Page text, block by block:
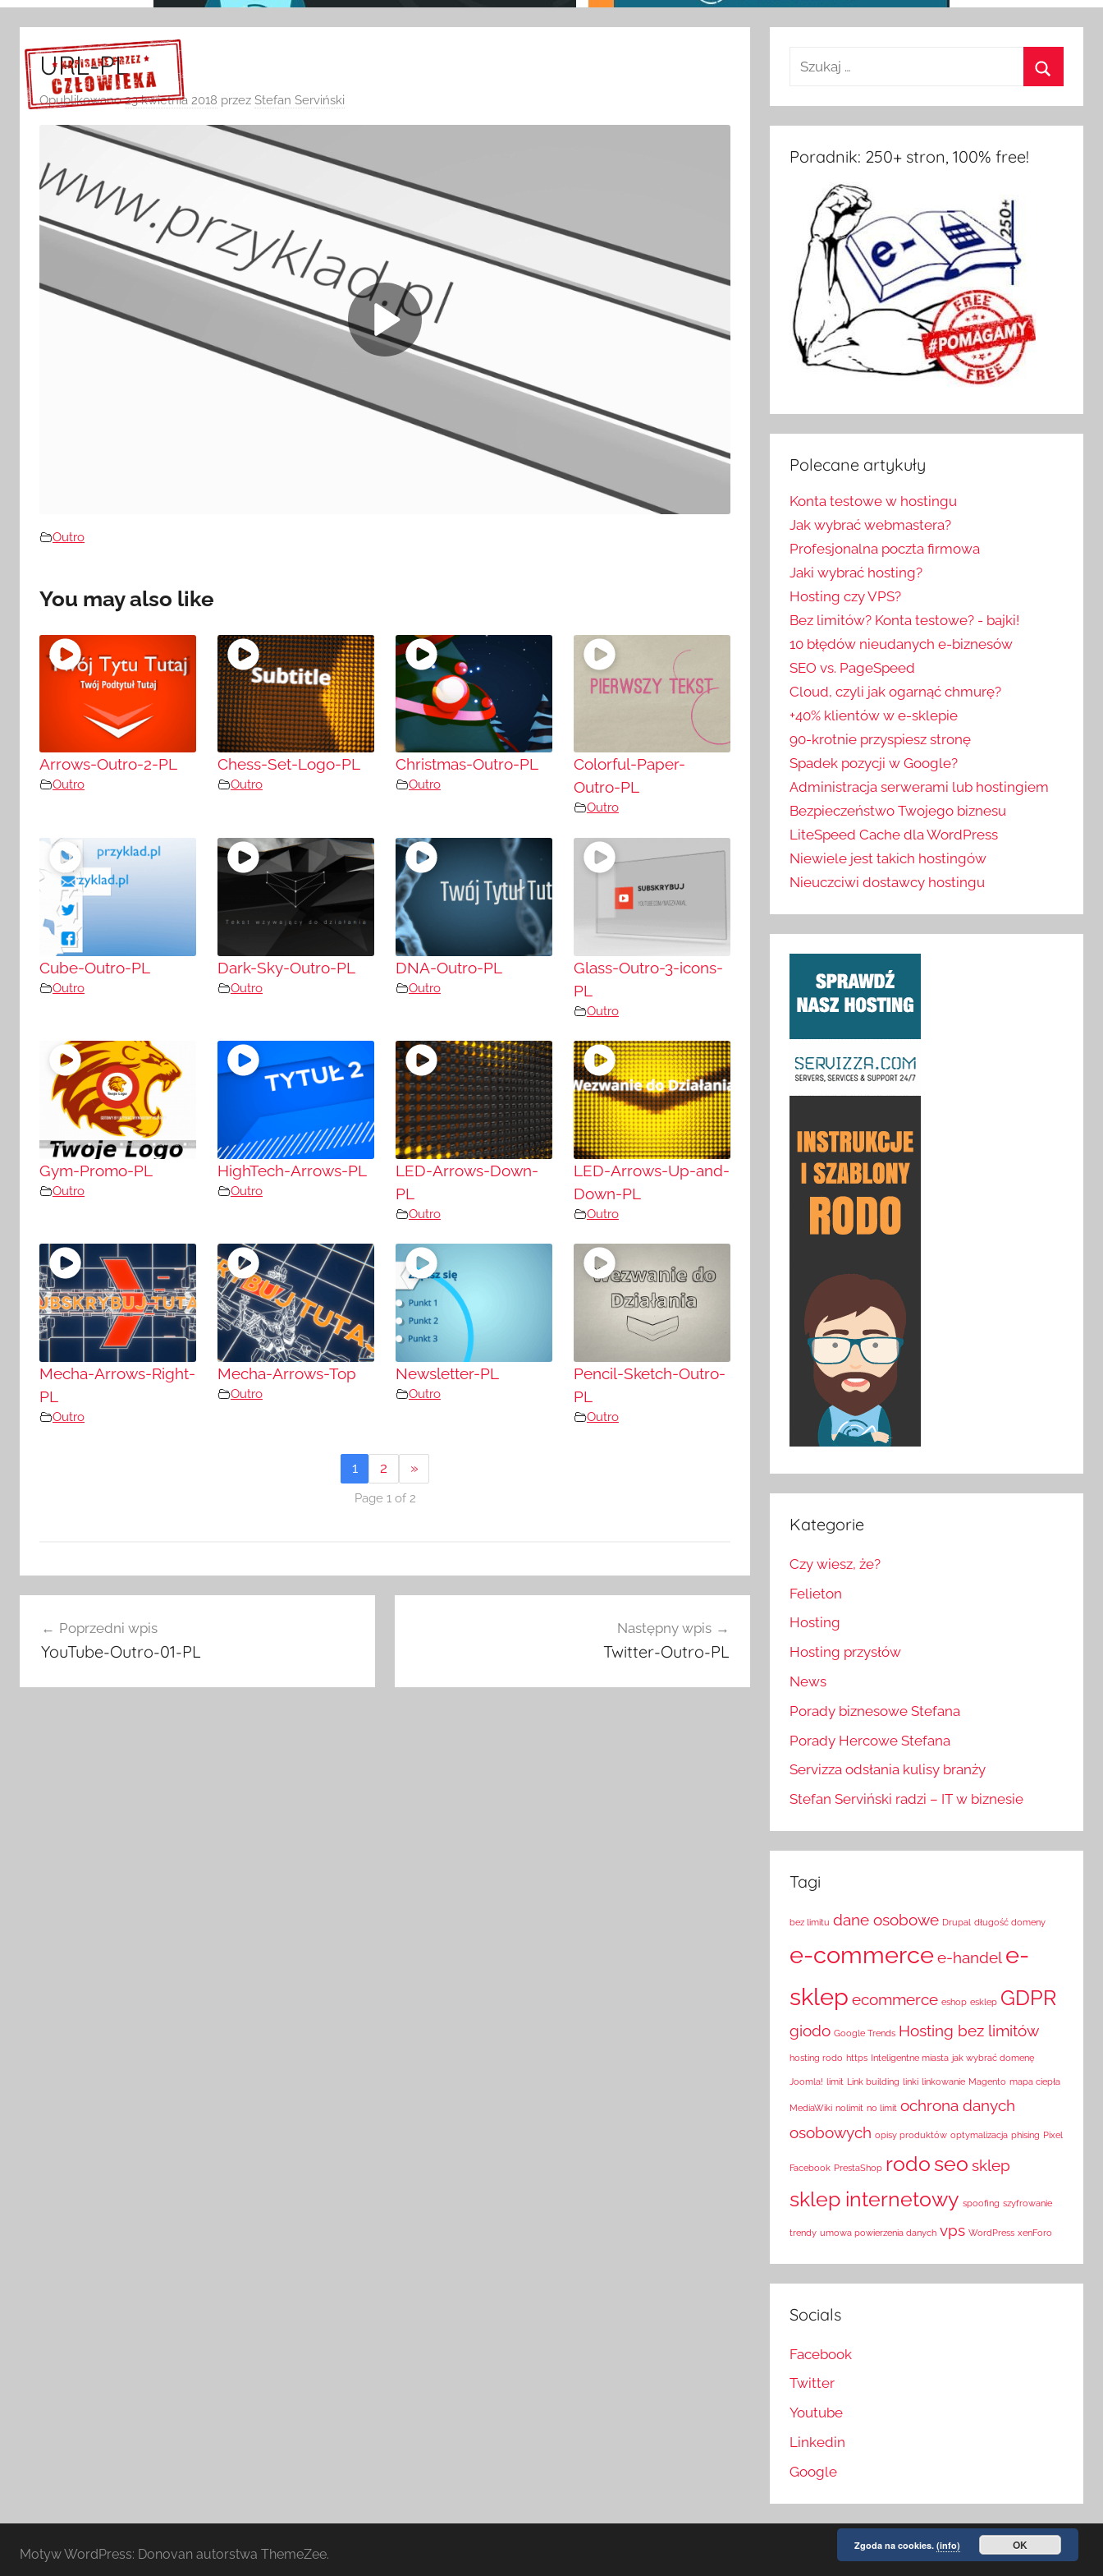
Sprawdź szczegóły >>>
URL-PL
Opublikowano23 kwietnia 2018 przez Stefan Serviński
Outro
You may also like
Arrows-Outro-2-PL
Outro
Chess-Set-Logo-PL
Outro
Christmas-Outro-PL
Outro
Colorful-Paper-
Outro-PL
Outro
Cube-Outro-PL
Outro
Dark-Sky-Outro-PL
Outro
DNA-Outro-PL
Outro
Glass-Outro-3-icons-
PL
Outro
Gym-Promo-PL
Outro
HighTech-Arrows-PL
Outro
LED-Arrows-Down-
PL
Outro
LED-Arrows-Up-and-
Down-PL
Outro
Mecha-Arrows-Right-
PL
Outro
Mecha-Arrows-Top
Outro
Newsletter-PL
Outro
Pencil-Sketch-Outro-
PL
Outro
1 2 »
Page 1 of 2
wpisuPoprzedni wpis
YouTube-Outro-01-PL
Następny wpis
Twitter-Outro-PL
Poradnik: 250+ stron, 100% free!
Polecane artykuły
Konta testowe w hostingu
Jak wybrać webmastera?
Profesjonalna poczta firmowa
Jaki wybrać hosting?
Hosting czy VPS?
Bez limitów? Konta testowe? - bajki!
10 błędów nieudanych e-biznesów
SEO vs. PageSpeed
Cloud, czyli jak ogarnąć chmurę?
+40% klientów w e-sklepie
90-krotnie przyspiesz stronę
Spadek pozycji w Google?
Administracja serwerami lub hostingiem
Bezpieczeństwo Twojego biznesu
LiteSpeed Cache dla WordPress
Niewiele jest takich hostingów
Nieuczciwi dostawcy hostingu
Kategorie
Czy wiesz, że?
Felieton
Hosting
Hosting przysłów
News
Porady biznesowe Stefana
Porady Hercowe Stefana
Servizza odsłania kulisy branży
Stefan Serviński radzi – IT w biznesie
Tagi
bez limitu dane osobowe Drupal długość domeny
e-commercee-handel e-
sklep ecommerce eshop esklep GDPR
giodo Google Trends Hosting bez limitów
hosting rodo https Inteligentne miasta jak wybrać domenę
Joomla! limit Link building linki linkowanie Magento mapa ciepła
MediaWiki nolimit no limit ochrona danych
osobowych opisy produktów optymalizacja phising Pixel
Facebook PrestaShop rodo seo sklep
sklep internetowy spoofing szyfrowanie
trendy umowa powierzenia danych vps WordPress xenForo
Socials
Facebook
Twitter
Youtube
Linkedin
Google
Motyw WordPress: Donovan autorstwa ThemeZee.
Zgoda na cookies. (info) OK